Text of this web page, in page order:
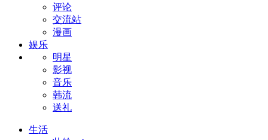
评论
交流站
漫画
娱乐
明星
影视
音乐
韩流
送礼
生活